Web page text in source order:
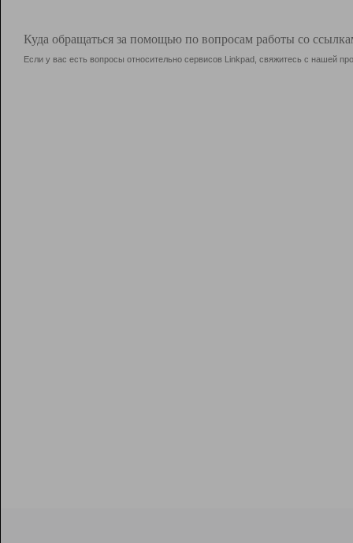
Куда обращаться за помощью по вопросам работы со
Если у вас есть вопросы относительно сервисов Linkpad, свяжитесь с нашей